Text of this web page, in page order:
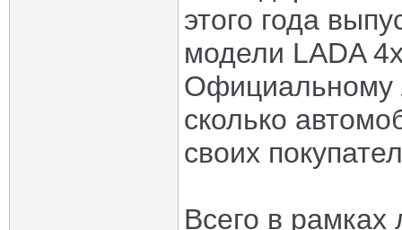
этого года
модели LADA
Официальному
сколько
своих
Всего в рамках